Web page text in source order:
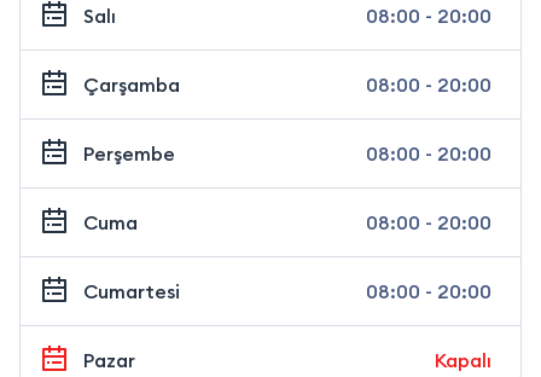
Salı 08:00 - 20:00
Çarşamba 08:00 - 20:00
Perşembe 08:00 - 20:00
Cuma 08:00 - 20:00
Cumartesi 08:00 - 20:00
Pazar Kapalı